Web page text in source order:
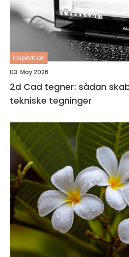
inspiration
03. May 2026
2d Cad tegner: sådan
tekniske tegninger